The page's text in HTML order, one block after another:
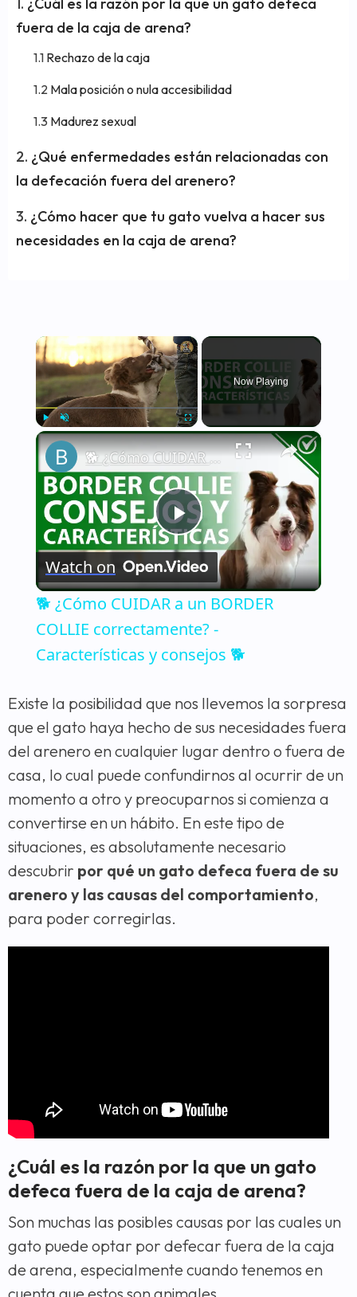
fuera de la caja de arena?
Rechazo de la caja
Mala posición o nula accesibilidad
Madurez sexual
¿Qué enfermedades están relacionadas con
la defecación fuera del arenero?
¿Cómo hacer que tu gato vuelva a hacer sus
necesidades en la caja de arena?
×
Play Unmute Fullscreen
Now Playing
×
Play
Video
🐕 ¿Cómo CUIDAR a un BORDER COLLIE correctamente? - Características y consejos 🐕
Watch on
🐕 ¿Cómo CUIDAR a un BORDER
COLLIE correctamente? -
Características y consejos 🐕
Existe la posibilidad que nos llevemos la sorpresa
que el gato haya hecho de sus necesidades fuera
del arenero en cualquier lugar dentro o fuera de
casa, lo cual puede confundirnos al ocurrir de un
momento a otro y preocuparnos si comienza a
convertirse en un hábito. En este tipo de
situaciones, es absolutamente necesario
descubrir por qué un gato defeca fuera de su
arenero y las causas del comportamiento,
para poder corregirlas.
¿Cuál es la razón por la que un gato
defeca fuera de la caja de arena?
Son muchas las posibles causas por las cuales un
gato puede optar por defecar fuera de la caja
de arena, especialmente cuando tenemos en